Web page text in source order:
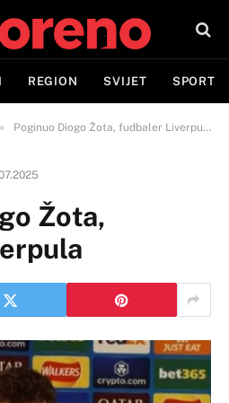
REGION SVIJET SPORT
Poginuo Diogo Žota, fudbaler Liverpula
Žota,